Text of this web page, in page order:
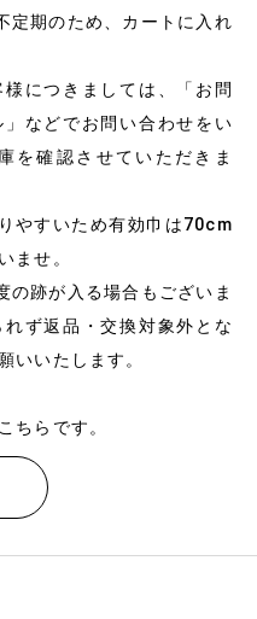
定期のため、カートに入れ
につきましては、「お問
などでお問い合わせをい
を確認させていただきま
やすいため有効巾は70cm
ませ。
の跡が入る場合もございま
ず返品・交換対象外とな
いいたします。
ちらです。